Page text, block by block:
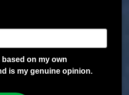
on my own
is my genuine opinion.